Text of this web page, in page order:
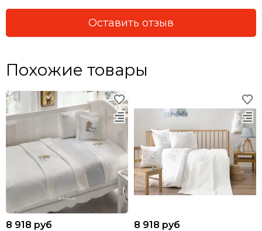
Оставить отзыв
Похожие товары
8 918 руб 8 918 руб